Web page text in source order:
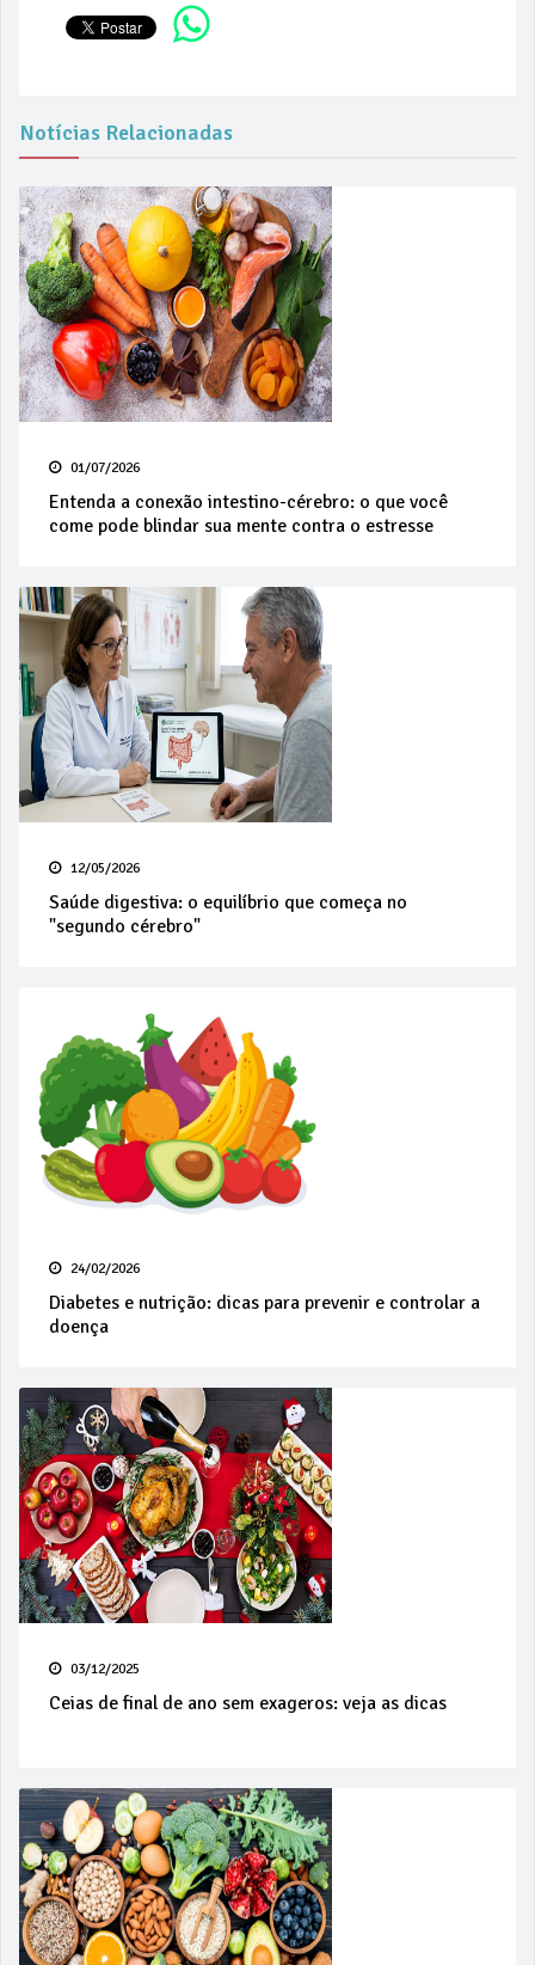
Notícias Relacionadas
01/07/2026
Entenda a conexão intestino-cérebro: o que você
come pode blindar sua mente contra o estresse
12/05/2026
Saúde digestiva: o equilíbrio que começa no
"segundo cérebro"
24/02/2026
Diabetes e nutrição: dicas para prevenir e controlar a
doença
03/12/2025
Ceias de final de ano sem exageros: veja as dicas